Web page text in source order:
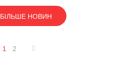
БІЛЬШЕ НОВИН
1 2